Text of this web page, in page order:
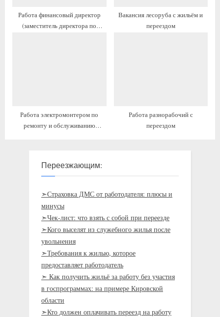
Работа финансовый директор
(заместитель директора по
Вакансия лесоруба с жильём и
переездом
Работа электромонтером по
ремонту и обслуживанию
Работа разнорабочий с
переездом
Переезжающим:
➣Страховка ДМС от работодателя: плюсы и
минусы
➣Чек-лист: что взять с собой при переезде
➣Кого выселят из служебного жилья после
увольнения
➣Требования к жилью, которое
предоставляет работодатель
➣ Как получить жильё за работу без участия
в госпрограммах: на примере Кировской
области
➣Кто должен оплачивать переезд на работу